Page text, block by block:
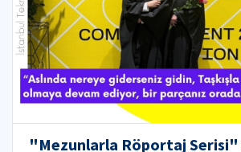
"Mezunlarla Röportaj Serisi"